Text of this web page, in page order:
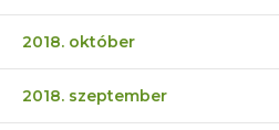
2018. október
2018. szeptember